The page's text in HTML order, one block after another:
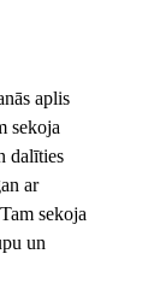
aplis
sekoja
dalīties
ar
sekoja
un